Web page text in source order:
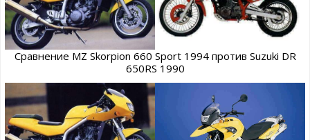
Сравнение MZ Skorpion 660 Sport 1994 против Suzuki DR
650RS 1990